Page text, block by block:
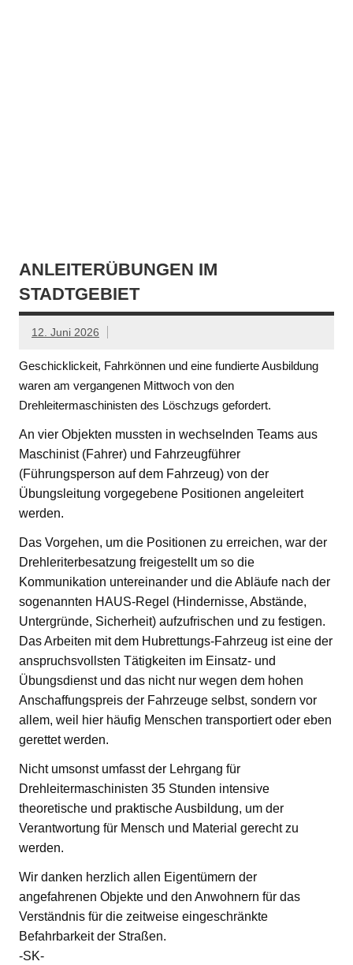
ANLEITERÜBUNGEN IM
STADTGEBIET
12. Juni 2026
Geschicklickeit, Fahrkönnen und eine fundierte Ausbildung
waren am vergangenen Mittwoch von den
Drehleitermaschinisten des Löschzugs gefordert.
An vier Objekten mussten in wechselnden Teams aus
Maschinist (Fahrer) und Fahrzeugführer
(Führungsperson auf dem Fahrzeug) von der
Übungsleitung vorgegebene Positionen angeleitert
werden.
Das Vorgehen, um die Positionen zu erreichen, war der
Drehleriterbesatzung freigestellt um so die
Kommunikation untereinander und die Abläufe nach der
sogenannten HAUS-Regel (Hindernisse, Abstände,
Untergründe, Sicherheit) aufzufrischen und zu festigen.
Das Arbeiten mit dem Hubrettungs-Fahrzeug ist eine der
anspruchsvollsten Tätigkeiten im Einsatz- und
Übungsdienst und das nicht nur wegen dem hohen
Anschaffungspreis der Fahrzeuge selbst, sondern vor
allem, weil hier häufig Menschen transportiert oder eben
gerettet werden.
Nicht umsonst umfasst der Lehrgang für
Drehleitermaschinisten 35 Stunden intensive
theoretische und praktische Ausbildung, um der
Verantwortung für Mensch und Material gerecht zu
werden.
Wir danken herzlich allen Eigentümern der
angefahrenen Objekte und den Anwohnern für das
Verständnis für die zeitweise eingeschränkte
Befahrbarkeit der Straßen.
-SK-